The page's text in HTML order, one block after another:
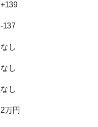
+139
-137
なし
なし
なし
2万円